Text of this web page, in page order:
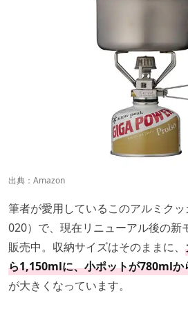
出典： Amazon
筆者が愛用しているこのアルミク
020）で、現在リニューアル後の新
販売中。収納サイズはそのままに、
ら1,150mlに、小ポットが780ml
が大きくなっています。